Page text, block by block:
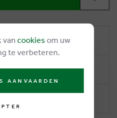
van cookies om uw
te verbeteren.
AANVAARDEN